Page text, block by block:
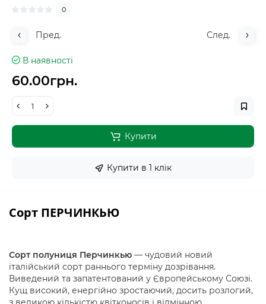
0
Пред. След.
В наявності
60.00грн.
Купити
Купити в 1 клiк
Сорт ПЕРЧИНКЬЮ
Сорт полуниця Перчинкью — чудовий новий
італійський сорт раннього терміну дозрівання.
Виведений та запатентований у Європейському Союзі.
Кущ високий, енергійно зростаючий, досить розлогий,